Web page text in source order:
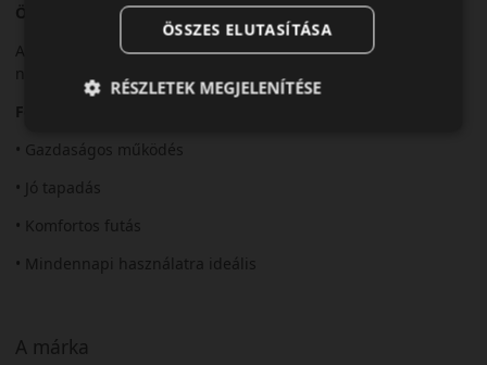
Összegzés
A Sincera SN110 ideális választás a komfortos és gazdaságos
nyári közlekedéshez.
Fő előnyök röviden:
• Gazdaságos működés
• Jó tapadás
• Komfortos futás
• Mindennapi használatra ideális
A márka
ÖSSZES ELUTASÍTÁSA
RÉSZLETEK MEGJELENÍTÉSE